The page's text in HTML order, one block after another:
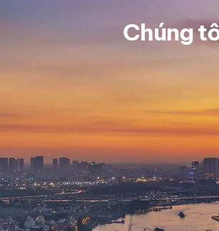
Chúng